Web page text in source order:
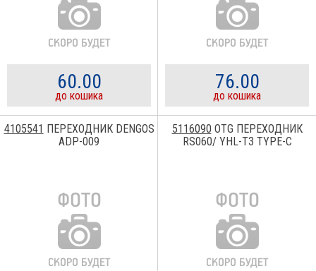
60.00
до кошика
76.00
до кошика
4105541 ПЕРЕХОДНИК DENGOS
ADP-009
5116090 OTG ПЕРЕХОДНИК
RS060/ YHL-T3 TYPE-C